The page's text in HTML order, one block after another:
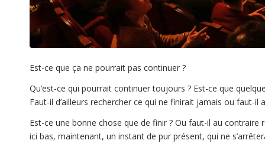
Est-ce que ça ne pourrait pas continuer ?
Qu’est-ce qui pourrait continuer toujours ? Est-ce que
Faut-il d’ailleurs rechercher ce qui ne finirait jamais ou faut-
Est-ce une bonne chose que de finir ? Ou faut-il au
ici bas, maintenant, un instant de pur présent, qui ne